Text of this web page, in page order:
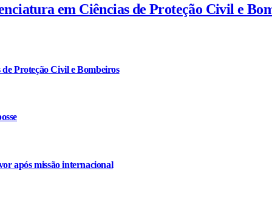
em Ciências de Proteção Civil e
Proteção Civil e Bombeiros
após missão internacional